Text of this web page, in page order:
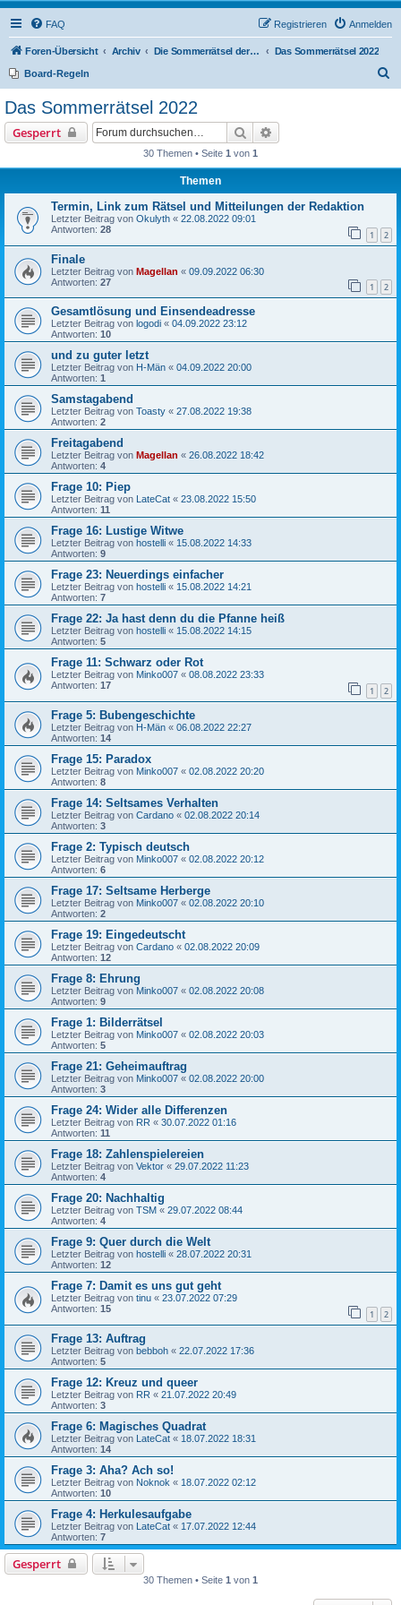
FAQ Anmelden
Registrieren
Foren-Übersicht Archiv Die Sommerrätsel der Rätselnasen Das Sommerrätsel 2022
Board-Regeln
Das Sommerrätsel 2022
Gesperrt Suche
30 Themen • Seite 1 von 1
Themen
Termin, Link zum Rätsel und Mitteilungen der Redaktion
Letzter Beitrag von Okulyth « 22.08.2022 09:01
Antworten: 28 1 2
Finale
Letzter Beitrag von Magellan « 09.09.2022 06:30
Antworten: 27 1 2
Gesamtlösung und Einsendeadresse
Letzter Beitrag von logodi « 04.09.2022 23:12
Antworten: 10
und zu guter letzt
Letzter Beitrag von H-Män « 04.09.2022 20:00
Antworten: 1
Samstagabend
Letzter Beitrag von Toasty « 27.08.2022 19:38
Antworten: 2
Freitagabend
Letzter Beitrag von Magellan « 26.08.2022 18:42
Antworten: 4
Frage 10: Piep
Letzter Beitrag von LateCat « 23.08.2022 15:50
Antworten: 11
Frage 16: Lustige Witwe
Letzter Beitrag von hostelli « 15.08.2022 14:33
Antworten: 9
Frage 23: Neuerdings einfacher
Letzter Beitrag von hostelli « 15.08.2022 14:21
Antworten: 7
Frage 22: Ja hast denn du die Pfanne heiß
Letzter Beitrag von hostelli « 15.08.2022 14:15
Antworten: 5
Frage 11: Schwarz oder Rot
Letzter Beitrag von Minko007 « 08.08.2022 23:33
Antworten: 17 1 2
Frage 5: Bubengeschichte
Letzter Beitrag von H-Män « 06.08.2022 22:27
Antworten: 14
Frage 15: Paradox
Letzter Beitrag von Minko007 « 02.08.2022 20:20
Antworten: 8
Frage 14: Seltsames Verhalten
Letzter Beitrag von Cardano « 02.08.2022 20:14
Antworten: 3
Frage 2: Typisch deutsch
Letzter Beitrag von Minko007 « 02.08.2022 20:12
Antworten: 6
Frage 17: Seltsame Herberge
Letzter Beitrag von Minko007 « 02.08.2022 20:10
Antworten: 2
Frage 19: Eingedeutscht
Letzter Beitrag von Cardano « 02.08.2022 20:09
Antworten: 12
Frage 8: Ehrung
Letzter Beitrag von Minko007 « 02.08.2022 20:08
Antworten: 9
Frage 1: Bilderrätsel
Letzter Beitrag von Minko007 « 02.08.2022 20:03
Antworten: 5
Frage 21: Geheimauftrag
Letzter Beitrag von Minko007 « 02.08.2022 20:00
Antworten: 3
Frage 24: Wider alle Differenzen
Letzter Beitrag von RR « 30.07.2022 01:16
Antworten: 11
Frage 18: Zahlenspielereien
Letzter Beitrag von Vektor « 29.07.2022 11:23
Antworten: 4
Frage 20: Nachhaltig
Letzter Beitrag von TSM « 29.07.2022 08:44
Antworten: 4
Frage 9: Quer durch die Welt
Letzter Beitrag von hostelli « 28.07.2022 20:31
Antworten: 12
Frage 7: Damit es uns gut geht
Letzter Beitrag von tinu « 23.07.2022 07:29
Antworten: 15 1 2
Frage 13: Auftrag
Letzter Beitrag von bebboh « 22.07.2022 17:36
Antworten: 5
Frage 12: Kreuz und queer
Letzter Beitrag von RR « 21.07.2022 20:49
Antworten: 3
Frage 6: Magisches Quadrat
Letzter Beitrag von LateCat « 18.07.2022 18:31
Antworten: 14
Frage 3: Aha? Ach so!
Letzter Beitrag von Noknok « 18.07.2022 02:12
Antworten: 10
Frage 4: Herkulesaufgabe
Letzter Beitrag von LateCat « 17.07.2022 12:44
Antworten: 7
Gesperrt
30 Themen • Seite 1 von 1